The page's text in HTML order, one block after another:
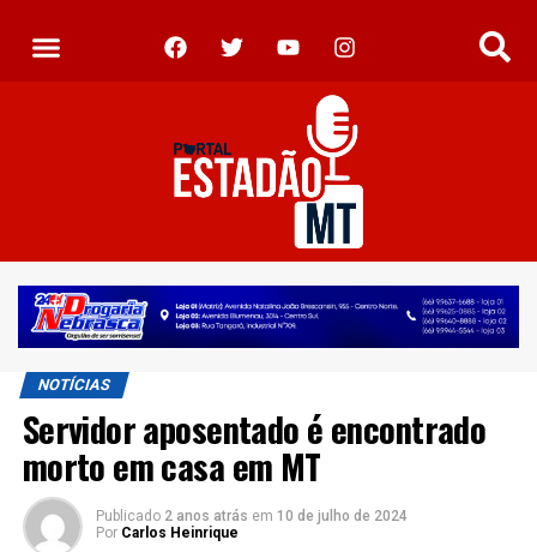
NOTÍCIAS
Servidor aposentado é encontrado
morto em casa em MT
Publicado 2 anos atrás em 10 de julho de 2024
Por Carlos Heinrique